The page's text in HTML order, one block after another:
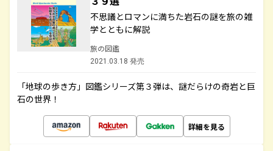
不思議とロマンに満ちた岩石の謎を旅の雑
学とともに解説
旅の図鑑
2021.03.18 発売
「地球の歩き方」図鑑シリーズ第３弾は、謎だらけの奇岩と巨
石の世界！
詳細を見る